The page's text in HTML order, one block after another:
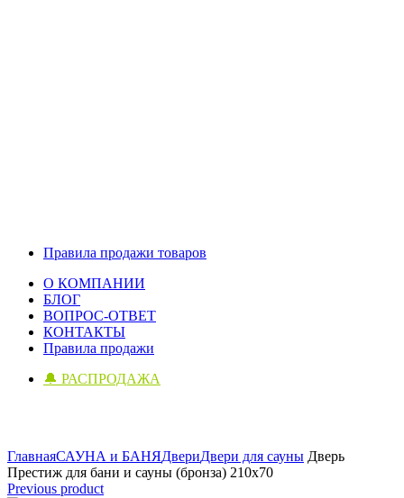
Правила продажи товаров
О КОМПАНИИ
БЛОГ
ВОПРОС-ОТВЕТ
КОНТАКТЫ
Правила продажи
🔔 РАСПРОДАЖА
ГлавнаяСАУНА и БАНЯДвериДвери для сауны Дверь
Престиж для бани и сауны (бронза) 210х70
Previous product